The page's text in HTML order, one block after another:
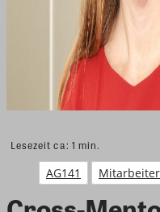
Lesezeit ca: 1 min.
AG141 Mitarbeiter